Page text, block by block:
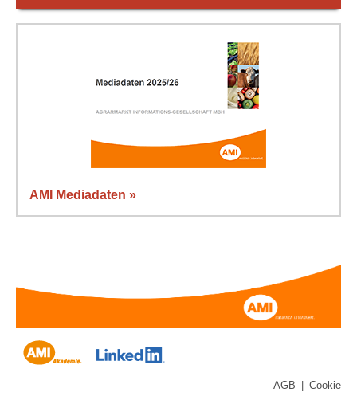
AMI Mediadaten »
AGB
Cookie